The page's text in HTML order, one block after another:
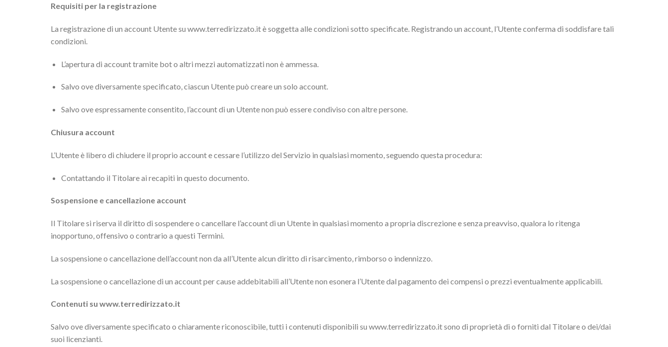
Requisiti per la registrazione
La registrazione di un account Utente su www.terredirizzato.it è soggetta alle condizioni sotto specificate. Registrando un account, l’Utente conferma di soddisfare tali
condizioni.
L’apertura di account tramite bot o altri mezzi automatizzati non è ammessa.
Salvo ove diversamente specificato, ciascun Utente può creare un solo account.
Salvo ove espressamente consentito, l’account di un Utente non può essere condiviso con altre persone.
Chiusura account
L’Utente è libero di chiudere il proprio account e cessare l’utilizzo del Servizio in qualsiasi momento, seguendo questa procedura:
Contattando il Titolare ai recapiti in questo documento.
Sospensione e cancellazione account
Il Titolare si riserva il diritto di sospendere o cancellare l’account di un Utente in qualsiasi momento a propria discrezione e senza preavviso, qualora lo ritenga
inopportuno, offensivo o contrario a questi Termini.
La sospensione o cancellazione dell’account non da all’Utente alcun diritto di risarcimento, rimborso o indennizzo.
La sospensione o cancellazione di un account per cause addebitabili all’Utente non esonera l’Utente dal pagamento dei compensi o prezzi eventualmente applicabili.
Contenuti su www.terredirizzato.it
Salvo ove diversamente specificato o chiaramente riconoscibile, tutti i contenuti disponibili su www.terredirizzato.it sono di proprietà di o forniti dal Titolare o dei/dai
suoi licenzianti.